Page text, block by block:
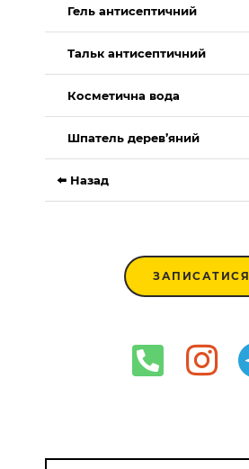
Гель антисептичний
Тальк антисептичний
Косметична вода
Шпатель дерев’яний
⬅️ Назад
ЗАПИСАТИСЯ